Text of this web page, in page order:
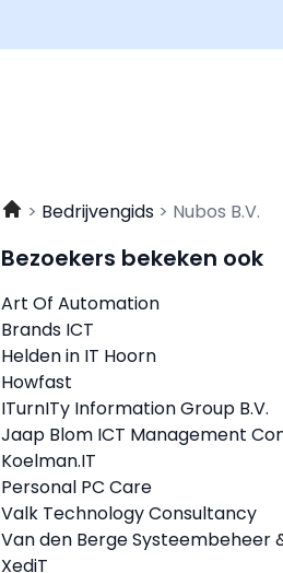
Bedrijvengids Nubos B.V.
Bezoekers bekeken ook
Art Of Automation
Brands ICT
Helden in IT Hoorn
Howfast
ITurnITy Information Group B.V.
Jaap Blom ICT Management
Koelman.IT
Personal PC Care
Valk Technology Consultancy
Van den Berge Systeembeheer
XediT